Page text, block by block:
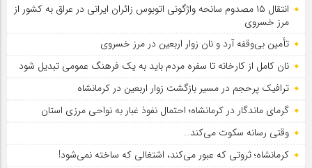
انتقال ۱۵ مصدوم سانحه واژگونی اتوبوس زائران ایرانی در عراق به کشور از
مرز خسروی
تأمین بی‌وقفه آرد و نان زوار اربعین در مرز خسروی
نان کامل از کارخانه تا سفره مردم باید به یک فرهنگ عمومی تبدیل شود
ترافیک پرحجم در مسیر بازگشت زوار اربعین در کرمانشاه
گرمای ماندگار در کرمانشاه؛ احتمال نفوذ غبار به نواحی مرزی استان
وقتی رسانه سکوت می‌کند…
کرمانشاه؛ ثروتی که عبور می‌کند، اشتغالی که ساخته نمی‌شود!